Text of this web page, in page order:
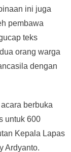
ini juga
pembawa
teks
orang warga
dengan
acara berbuka
untuk 600
Kepala Lapas
Ardyanto.